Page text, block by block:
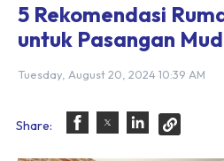
5 Rekomendasi
untuk Pasangan
Tuesday, August 20, 2024 10:39 AM
Share: